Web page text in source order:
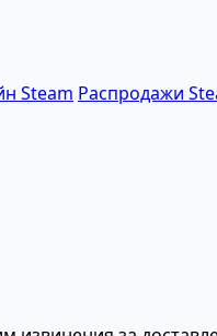
Steam Распродажи